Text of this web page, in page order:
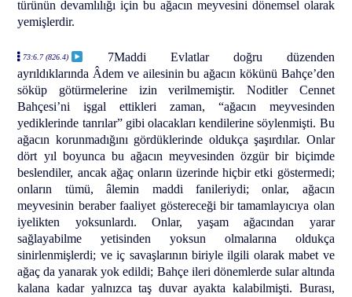
türünün devamlılığı için bu ağacın meyvesini dönemsel olarak
yemişlerdir.
73:6.7 (826.4)
7Maddi Evlatlar doğru düzenden
ayrıldıklarında Âdem ve ailesinin bu ağacın kökünü Bahçe’den
söküp götürmelerine izin verilmemiştir. Noditler Cennet
Bahçesi’ni işgal ettikleri zaman, “ağacın meyvesinden
yediklerinde tanrılar” gibi olacakları kendilerine söylenmişti. Bu
ağacın korunmadığını gördüklerinde oldukça şaşırdılar. Onlar
dört yıl boyunca bu ağacın meyvesinden özgür bir biçimde
beslendiler, ancak ağaç onların üzerinde hiçbir etki göstermedi;
onların tümü, âlemin maddi fanileriydi; onlar, ağacın
meyvesinin beraber faaliyet göstereceği bir tamamlayıcıya olan
iyelikten yoksunlardı. Onlar, yaşam ağacından yarar
sağlayabilme yetisinden yoksun olmalarına oldukça
sinirlenmişlerdi; ve iç savaşlarının biriyle ilgili olarak mabet ve
ağaç da yanarak yok edildi; Bahçe ileri dönemlerde sular altında
kalana kadar yalnızca taş duvar ayakta kalabilmişti. Burası,